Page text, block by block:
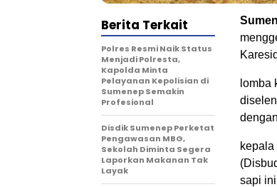
lomba
sapi
Berita Terkait
Polres Resmi Naik Status
Menjadi Polresta,
Kapolda Minta
Pelayanan Kepolisian di
Sumenep Semakin
Profesional
Disdik Sumenep Perketat
Pengawasan MBG,
Sekolah Diminta Segera
Laporkan Makanan Tak
Layak